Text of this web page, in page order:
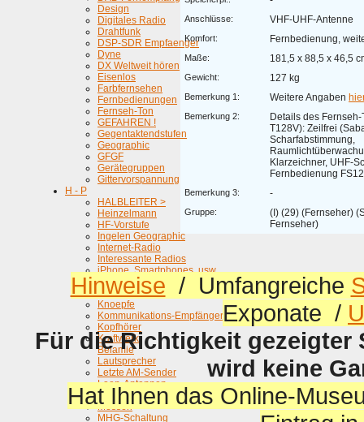
Design
Digitales Radio
Drahtfunk
DSP-SDR Empfaenger
Dyne
DX Weltweit hören
Eisenlos
Farbfernsehen
Fernbedienungen
Fernseh-Ton
GEFAHREN !
Gegentaktendstufen
Geographic
GFGF
Gerätegruppen
Gittervorspannung
H - P
HALBLEITER >
Heinzelmann
HF-Vorstufe
Ingelen Geographic
Internet-Radio
Interessante Radios
iPhone, Smartphones, usw.
Kamera-Radios
Klangregelung
Knoepfe
Kommunikations-Empfänger
Kopfhörer
Kraftwerk
Belamie
Lautsprecher
Letzte AM-Sender
Loop-Antennen
Membra-Katalog
Messen
MHG-Schaltung
Anschlüsse: VHF-UHF-Antenne
Komfort: Fernbedienung,
Maße: 181,5 x 88,5 x 46,5
Gewicht: 127 kg
Bemerkung 1: Weitere Angaben
Bemerkung 2:
Details des
T128V): Zeilfrei
Scharfabstimmung,
Klarzeichner, UHF-
Fernbedienung FS12
Bemerkung 3: -
Gruppe:
(I) (29) (Fernseher)
Fernseher)
Hinweise / Umfangreiche
Exponate /
Für die Richtigkeit
wird keine
Hat Ihnen das Online-